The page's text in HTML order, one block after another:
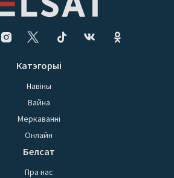
Катэгорыі
Навіны
Вайна
Меркаванні
Онлайн
Белсат
Пра нас